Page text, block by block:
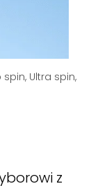
Ultra spin,
z